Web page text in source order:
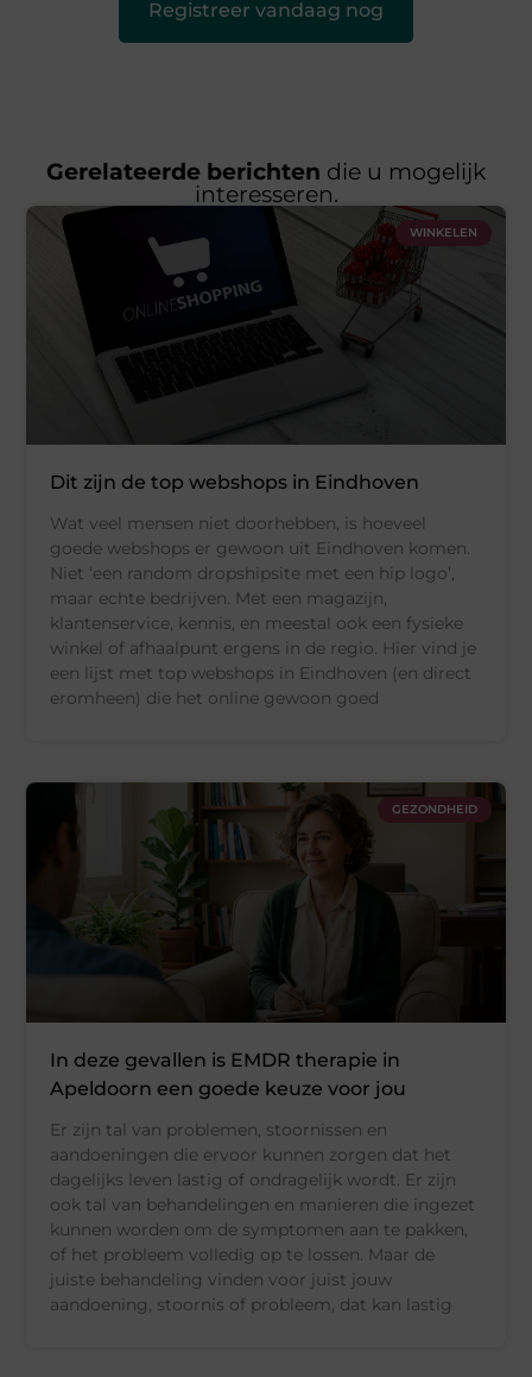
Registreer vandaag nog
Gerelateerde berichten die u mogelijk
interesseren.
WINKELEN
Dit zijn de top webshops in Eindhoven
Wat veel mensen niet doorhebben, is hoeveel
goede webshops er gewoon uit Eindhoven komen.
Niet ‘een random dropshipsite met een hip logo’,
maar echte bedrijven. Met een magazijn,
klantenservice, kennis, en meestal ook een fysieke
winkel of afhaalpunt ergens in de regio. Hier vind je
een lijst met top webshops in Eindhoven (en direct
eromheen) die het online gewoon goed
GEZONDHEID
In deze gevallen is EMDR therapie in
Apeldoorn een goede keuze voor jou
Er zijn tal van problemen, stoornissen en
aandoeningen die ervoor kunnen zorgen dat het
dagelijks leven lastig of ondragelijk wordt. Er zijn
ook tal van behandelingen en manieren die ingezet
kunnen worden om de symptomen aan te pakken,
of het probleem volledig op te lossen. Maar de
juiste behandeling vinden voor juist jouw
aandoening, stoornis of probleem, dat kan lastig